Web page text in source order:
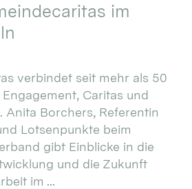
im
verbindet seit mehr als 50
Caritas und
Anita Borchers, Referentin
Lotsenpunkte beim
gibt Einblicke in die
und die Zukunft
im ...